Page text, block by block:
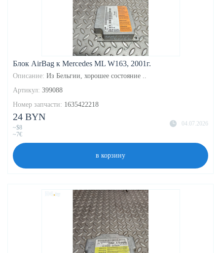
Блок AirBag к Mercedes ML W163, 2001г.
Описание: Из Бельгии, хорошее состояние ..
Артикул: 399088
Номер запчасти: 1635422218
04.07.2026
24 BYN
~$8
~7€
в корзину